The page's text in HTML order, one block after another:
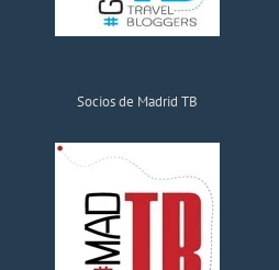
Socios de Madrid TB